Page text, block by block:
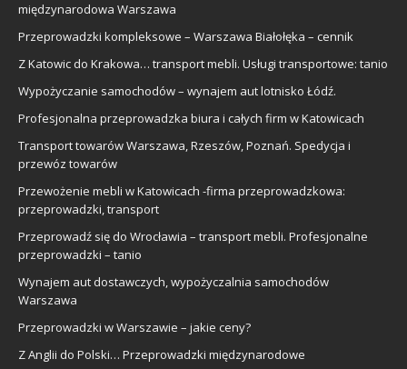
międzynarodowa Warszawa
Przeprowadzki kompleksowe – Warszawa Białołęka – cennik
Z Katowic do Krakowa… transport mebli. Usługi transportowe: tanio
Wypożyczanie samochodów – wynajem aut lotnisko Łódź.
Profesjonalna przeprowadzka biura i całych firm w Katowicach
Transport towarów Warszawa, Rzeszów, Poznań. Spedycja i
przewóz towarów
Przewożenie mebli w Katowicach -firma przeprowadzkowa:
przeprowadzki, transport
Przeprowadź się do Wrocławia – transport mebli. Profesjonalne
przeprowadzki – tanio
Wynajem aut dostawczych, wypożyczalnia samochodów
Warszawa
Przeprowadzki w Warszawie – jakie ceny?
Z Anglii do Polski… Przeprowadzki międzynarodowe